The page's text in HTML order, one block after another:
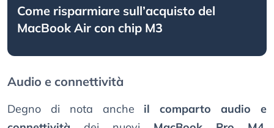
Come risparmiare sull’acquisto del
MacBook Air con chip M3
Audio e connettività
Degno di nota anche il comparto audio e